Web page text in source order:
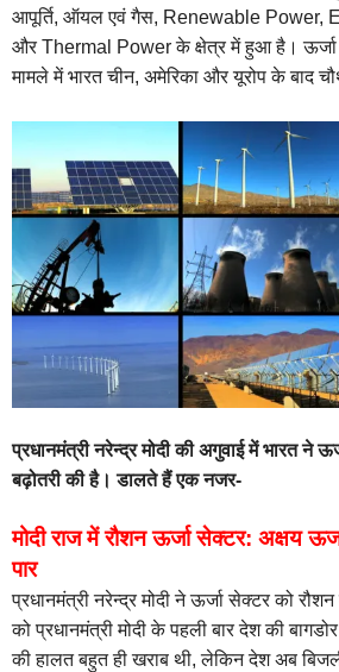
आपूर्ति, ऑयल एवं गैस, Renewable Power,
और Thermal Power के क्षेत्र में हुआ है। ऊर्जा
मामले में भारत चीन, अमेरिका और यूरोप के बाद
प्रधानमंत्री नरेन्द्र मोदी की अगुवाई में भारत ने
बढ़ोतरी की है। डालते हैं एक नजर-
मोदी राज में रौशन ऊर्जा सेक्टर: अक्षय
पार
प्रधानमंत्री नरेन्द्र मोदी ने ऊर्जा सेक्टर को
को प्रधानमंत्री मोदी के पहली बार देश की
की हालत बहुत ही खराब थी, लेकिन देश अब